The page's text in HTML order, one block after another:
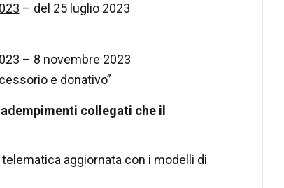
– del 25 luglio 2023
– 8 novembre 2023
e donativo”
collegati che il
aggiornata con i modelli di